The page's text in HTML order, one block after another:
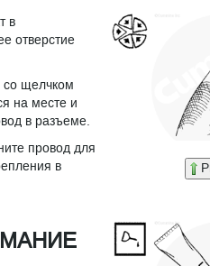
в
отверстие
со щелчком
на месте и
в разъеме.
провод для
в